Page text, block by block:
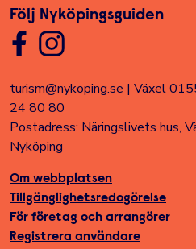
Följ Nyköpingsguiden
turism@nykoping.se | Växel
24 80 80
Postadress: Näringslivets hus,
Nyköping
Om webbplatsen
Tillgänglighetsredogörelse
För företag och arrangörer
Registrera användare